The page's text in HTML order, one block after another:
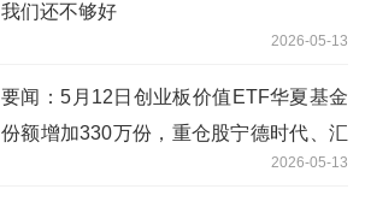
我们还不够好
2026-05-13
要闻：5月12日创业板价值ETF华夏基金
份额增加330万份，重仓股宁德时代、汇
2026-05-13